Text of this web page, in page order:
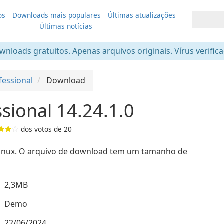
Downloads mais populares
Últimas atualizações
Últimas notícias
gratuitos. Apenas arquivos originais. Vírus
Download
14.24.1.0
dos votos de 20
O arquivo de download tem um tamanho de
2,3MB
Demo